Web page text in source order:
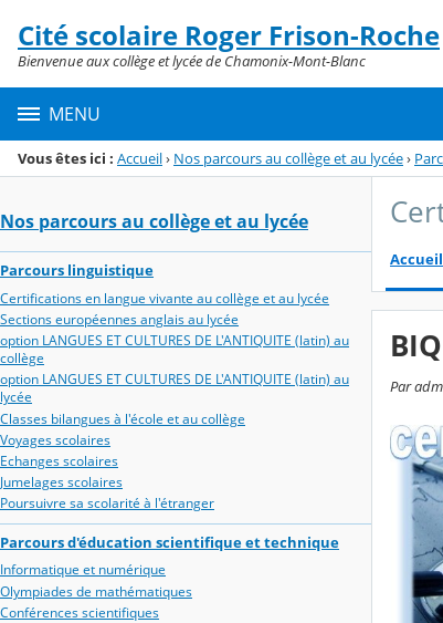
Menu de la rubrique
Contenu
Cité scolaire Roger Frison-Roche
Bienvenue aux collège et lycée de Chamonix-Mont-Blanc
MENU
Vous êtes ici : Accueil› Nos parcours au collège et au lycée›
Nos parcours au collège et au lycée
Parcours linguistique
Certifications en langue vivante au collège et au lycée
Sections européennes anglais au lycée
option LANGUES ET CULTURES DE L'ANTIQUITE (latin) au
collège
option LANGUES ET CULTURES DE L'ANTIQUITE (latin) au
lycée
Classes bilangues à l'école et au collège
Voyages scolaires
Echanges scolaires
Jumelages scolaires
Poursuivre sa scolarité à l'étranger
Parcours d'éducation scientifique et technique
Informatique et numérique
Olympiades de mathématiques
Conférences scientifiques
Accueil
Par